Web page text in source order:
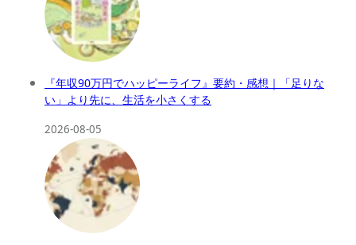
『年収90万円でハッピーライフ』要約・感想｜「足りな
い」より先に、生活を小さくする
2026-08-05